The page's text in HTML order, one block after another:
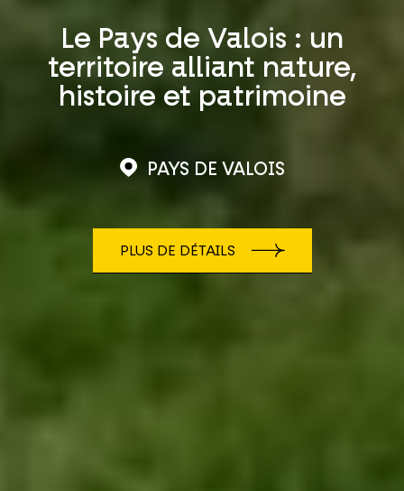
Le Pays de Valois : un
territoire alliant nature,
histoire et patrimoine
PAYS DE VALOIS
PLUS DE DÉTAILS